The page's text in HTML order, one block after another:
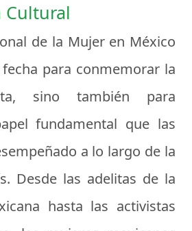
de la Mujer en México
para conmemorar la
sino también para
fundamental que las
a lo largo de la
Desde las adelitas de la
hasta las activistas